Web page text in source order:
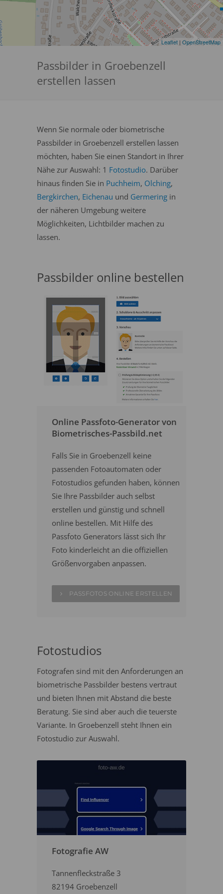
Leaflet | OpenStreetMap
Passbilder in Groebenzell
erstellen lassen
Wenn Sie normale oder biometrische
Passbilder in Groebenzell erstellen lassen
möchten, haben Sie einen Standort in Ihrer
Nähe zur Auswahl: 1 Fotostudio. Darüber
hinaus finden Sie in Puchheim, Olching,
Bergkirchen, Eichenau und Germering in
der näheren Umgebung weitere
Möglichkeiten, Lichtbilder machen zu
lassen.
Passbilder online bestellen
Online Passfoto-Generator von
Biometrisches-Passbild.net
Falls Sie in Groebenzell keine
passenden Fotoautomaten oder
Fotostudios gefunden haben, können
Sie Ihre Passbilder auch selbst
erstellen und günstig und schnell
online bestellen. Mit Hilfe des
Passfoto Generators lässt sich Ihr
Foto kinderleicht an die offiziellen
Größenvorgaben anpassen.
PASSFOTOS ONLINE ERSTELLEN
Fotostudios
Fotografen sind mit den Anforderungen an
biometrische Passbilder bestens vertraut
und bieten Ihnen mit Abstand die beste
Beratung. Sie sind aber auch die teuerste
Variante. In Groebenzell steht Ihnen ein
Fotostudio zur Auswahl.
Fotografie AW
Tannenfleckstraße 3
82194 Groebenzell